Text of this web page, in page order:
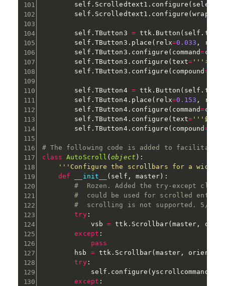
        self
. Scrolledtext1 . configure (
        self
. Scrolledtext1 . configure (wrap
        self
. TButton3 = ttk . Button ( self . top
        self
. TButton3 . place ( relx=0.033 , rely
        self
. TButton3 . configure ( command=
        self
. TButton3 . configure ( text= '''キャ
        self
. TButton3 . configure ( compound =
        self
. TButton4 = ttk . Button ( self . top
        self
. TButton4. place ( relx=0.153 , rely
        self
. TButton4. configure ( command=
        self
. TButton4. configure ( text= '''録画
        self
. TButton4. configure ( compound =
# The following code is added to facilitate
class
AutoScroll (object ) :
'''Configure the scrollbars for a
def
__init__ ( self , master ) :
#  Rozen. Added the try-except
#  could be used for scrolled entry
#  scrolling is not supported. 5/7/
try:
            vsb
= ttk. Scrollbar( master ,
except :
pass
        hsb
= ttk . Scrollbar(master, orient
try:
            self
. configure (yscrollcommand
except :